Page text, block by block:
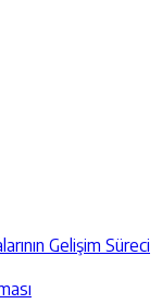
Gelişim Süreci